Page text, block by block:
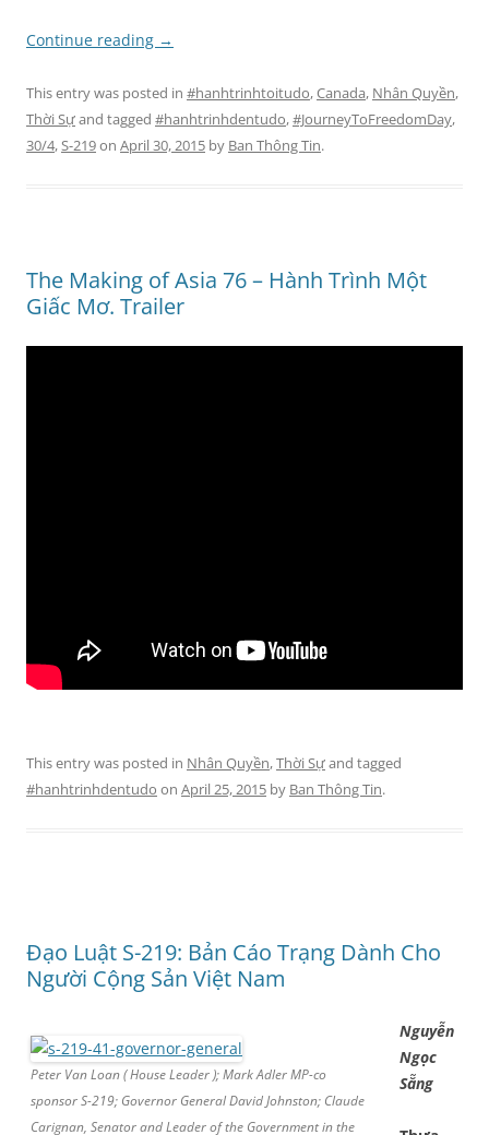
Continue reading →
This entry was posted in #hanhtrinhtoitudo,Canada, Nhân Quyền,
Thời Sựand tagged #hanhtrinhdentudo,#JourneyToFreedomDay,
30/4,S-219on April 30, 2015 by Ban Thông Tin.
The Making of Asia 76 – Hành Trình Một
Giấc Mơ. Trailer
This entry was posted in Nhân Quyền,Thời Sựand tagged
#hanhtrinhdentudo on April 25, 2015 by Ban Thông Tin.
Đạo Luật S-219: Bản Cáo Trạng Dành Cho
Người Cộng Sản Việt Nam
Peter Van Loan ( House Leader ); Mark Adler MP-co
sponsor S-219; Governor General David Johnston; Claude
Carignan, Senator and Leader of the Government in the
Nguyễn
Ngọc
Sẵng